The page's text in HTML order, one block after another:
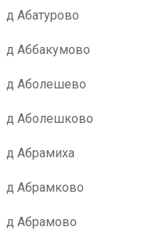
д Абатурово
д Аббакумово
д Аболешево
д Аболешково
д Абрамиха
д Абрамково
д Абрамово